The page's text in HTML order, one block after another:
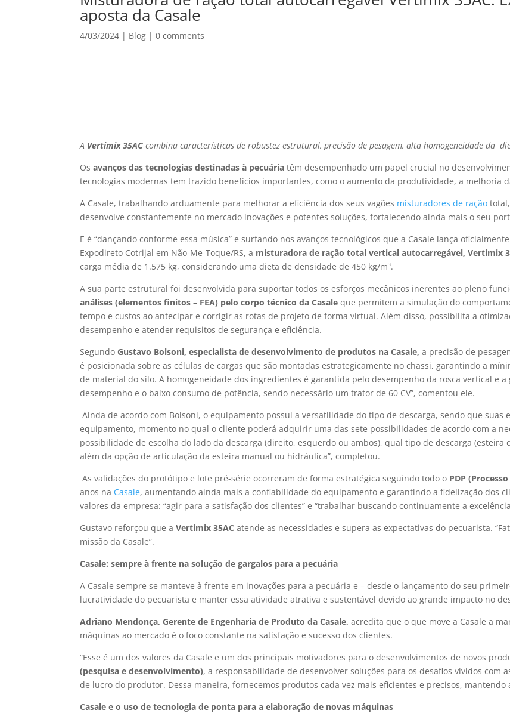
aposta da Casale
4/03/2024 | Blog |0 comments
A Vertimix 35AC combina características de robustez estrutural, precisão de pesagem, alta homogeneidade da
Osavanços das tecnologias destinadas à pecuária têm desempenhado um papel crucial no
tecnologias modernas tem trazido benefícios importantes, como o aumento da produtividade, a melhoria
A Casale, trabalhando arduamente para melhorar a eficiência dos seus vagões misturadores de ração
desenvolve constantemente no mercado inovações e potentes soluções, fortalecendo ainda mais o seu
E é “dançando conforme essa música” e surfando nos avanços tecnológicos que a Casale lança
Expodireto Cotrijal em Não-Me-Toque/RS, a misturadora de ração total vertical autocarregável, Vertimix
carga média de 1.575 kg, considerando uma dieta de densidade de 450 kg/m³.
A sua parte estrutural foi desenvolvida para suportar todos os esforços mecânicos inerentes ao pleno
análises (elementos finitos – FEA) pelo corpo técnico da Casaleque permitem a simulação do
tempo e custos ao antecipar e corrigir as rotas de projeto de forma virtual. Além disso, possibilita a
desempenho e atender requisitos de segurança e eficiência.
Segundo Gustavo Bolsoni, especialista de desenvolvimento de produtos na Casale,a precisão de
é posicionada sobre as células de cargas que são montadas estrategicamente no chassi, garantindo a
de material do silo. A homogeneidade dos ingredientes é garantida pelo desempenho da rosca vertical e
desempenho e o baixo consumo de potência, sendo necessário um trator de 60 CV”, comentou ele.
Ainda de acordo com Bolsoni, o equipamento possui a versatilidade do tipo de descarga, sendo que suas
equipamento, momento no qual o cliente poderá adquirir uma das sete possibilidades de acordo com a
possibilidade de escolha do lado da descarga (direito, esquerdo ou ambos), qual tipo de descarga
além da opção de articulação da esteira manual ou hidráulica”, completou.
As validações do protótipo e lote pré-série ocorreram de forma estratégica seguindo todo o PDP
anos na Casale, aumentando ainda mais a confiabilidade do equipamento e garantindo a fidelização dos
valores da empresa: “agir para a satisfação dos clientes” e “trabalhar buscando continuamente a
Gustavo reforçou que aVertimix 35AC atende as necessidades e supera as expectativas do pecuarista.
missão da Casale”.
Casale: sempre à frente na solução de gargalos para a pecuária
A Casale sempre se manteve à frente em inovações para a pecuária e – desde o lançamento do seu
lucratividade do pecuarista e manter essa atividade atrativa e sustentável devido ao grande impacto no
Adriano Mendonça, Gerente de Engenharia de Produto da Casale,acredita que o que move a Casale a
máquinas ao mercado é o foco constante na satisfação e sucesso dos clientes.
“Esse é um dos valores da Casale e um dos principais motivadores para o desenvolvimentos de novos
(pesquisa e desenvolvimento), a responsabilidade de desenvolver soluções para os desafios vividos com
de lucro do produtor. Dessa maneira, fornecemos produtos cada vez mais eficientes e precisos,
Casale e o uso de tecnologia de ponta para a elaboração de novas máquinas